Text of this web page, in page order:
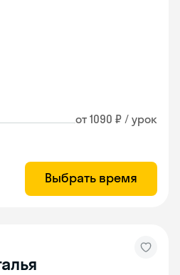
от 1090 ₽ / урок
Выбрать время